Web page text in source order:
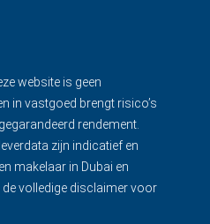
website is geen
in vastgoed brengt risico’s
rendement.
zijn indicatief en
makelaar in Dubai en
de volledige disclaimervoor